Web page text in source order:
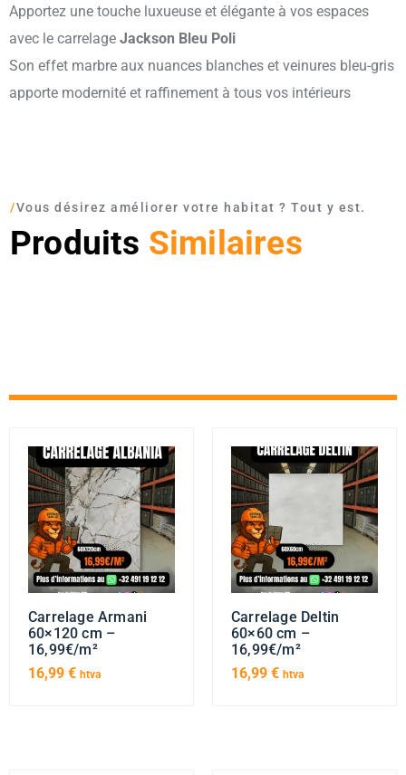
Apportez une touche luxueuse et élégante à vos espaces
avec le carrelage Jackson Bleu Poli
Son effet marbre aux nuances blanches et veinures bleu-gris
apporte modernité et raffinement à tous vos intérieurs
/Vous désirez améliorer votre habitat ? Tout y est.
Produits Similaires
Carrelage Armani
60×120 cm –
16,99€/m²
16,99 € htva
Carrelage Deltin
60×60 cm –
16,99€/m²
16,99 € htva